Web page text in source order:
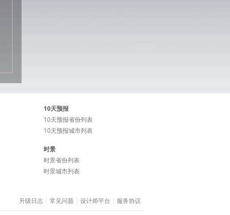
10天预报
10天预报省份列表
10天预报城市列表
时景
时景省份列表
时景城市列表
升级日志 常见问题 设计师平台 服务协议